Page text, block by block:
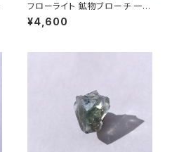
フローライト 鉱物ブローチ 一点
もの 原石 天然石 ハンドメイド
アクセサリー パワーストーン (N
¥4,600